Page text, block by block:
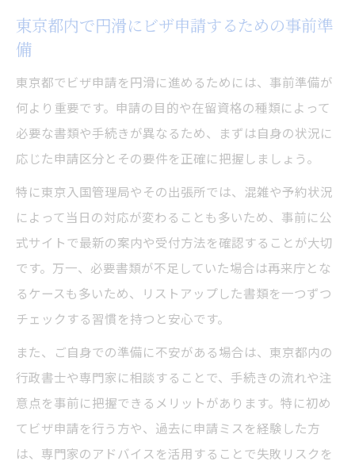
東京都内で円滑にビザ申請するための事前準
備
東京都でビザ申請を円滑に進めるためには、事前準備が
何より重要です。申請の目的や在留資格の種類によって
必要な書類や手続きが異なるため、まずは自身の状況に
応じた申請区分とその要件を正確に把握しましょう。
特に東京入国管理局やその出張所では、混雑や予約状況
によって当日の対応が変わることも多いため、事前に公
式サイトで最新の案内や受付方法を確認することが大切
です。万一、必要書類が不足していた場合は再来庁とな
るケースも多いため、リストアップした書類を一つずつ
チェックする習慣を持つと安心です。
また、ご自身での準備に不安がある場合は、東京都内の
行政書士や専門家に相談することで、手続きの流れや注
意点を事前に把握できるメリットがあります。特に初め
てビザ申請を行う方や、過去に申請ミスを経験した方
は、専門家のアドバイスを活用することで失敗リスクを